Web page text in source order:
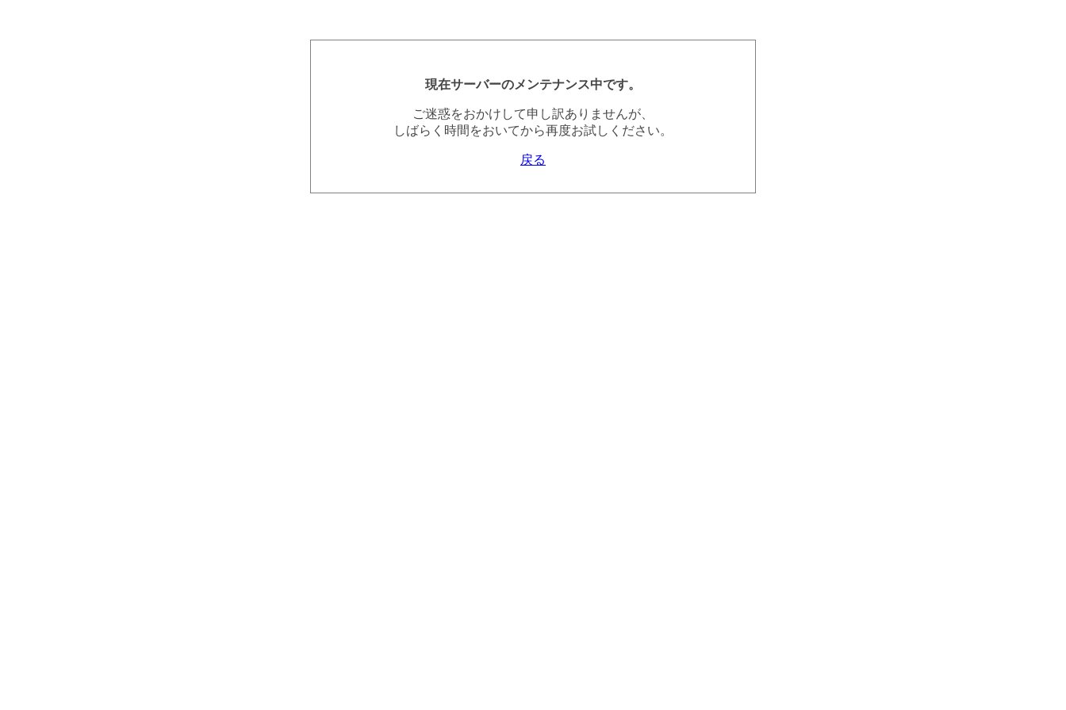
現在サーバーのメンテナンス中です。
ご迷惑をおかけして申し訳ありませんが、
しばらく時間をおいてから再度お試しください。
戻る